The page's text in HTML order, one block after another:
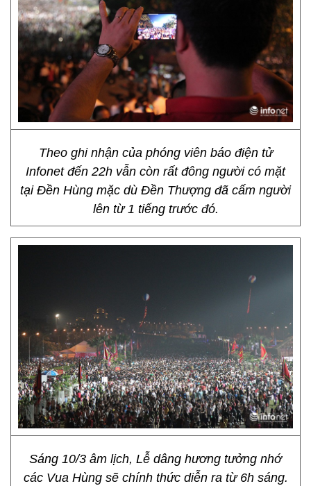
Theo ghi nhận của phóng viên báo điện tử
Infonet đến 22h vẫn còn rất đông người có mặt
tại Đền Hùng mặc dù Đền Thượng đã cấm người
lên từ 1 tiếng trước đó.
Sáng 10/3 âm lịch, Lễ dâng hương tưởng nhớ
các Vua Hùng sẽ chính thức diễn ra từ 6h sáng.